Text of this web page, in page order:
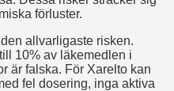
förluster.
allvarligaste risken.
10% av läkemedlen i
är falska. För Xarelto kan
fel dosering, inga aktiva